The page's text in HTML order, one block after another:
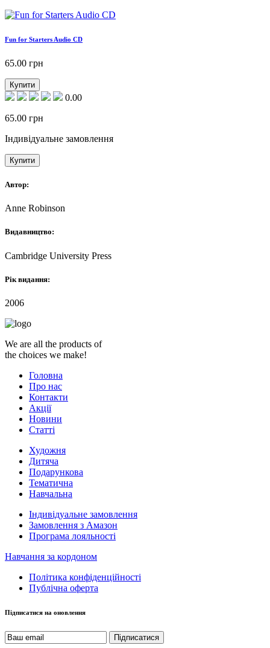
Fun for Starters Audio CD
65.00 грн
Купити
0.00
65.00 грн
Індивідуальне замовлення
Купити
Автор:
Anne Robinson
Видавництво:
Cambridge University Press
Рік видання:
2006
We are all the products of
the choices we make!
Головна
Про нас
Контакти
Акції
Новини
Статті
Художня
Дитяча
Подарункова
Тематична
Навчальна
Індивідуальне замовлення
Замовлення з Амазон
Програма лояльності
Навчання за кордоном
Політика конфіденційності
Публічна оферта
Підписатися на оновлення